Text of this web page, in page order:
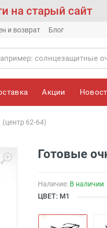
на старый сайт
и возврат Блог
Акции
(центр 62-64)
Готовые
Наличие: В наличии
ЦВЕТ: M1